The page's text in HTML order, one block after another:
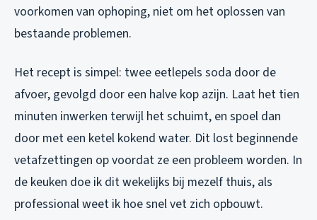
voorkomen van ophoping, niet om het oplossen van
bestaande problemen.
Het recept is simpel: twee eetlepels soda door de
afvoer, gevolgd door een halve kop azijn. Laat het tien
minuten inwerken terwijl het schuimt, en spoel dan
door met een ketel kokend water. Dit lost beginnende
vetafzettingen op voordat ze een probleem worden. In
de keuken doe ik dit wekelijks bij mezelf thuis, als
professional weet ik hoe snel vet zich opbouwt.